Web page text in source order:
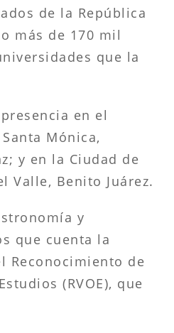
de la República
más de 170 mil
que la
presencia en el
Mónica,
y en la Ciudad de
Valle, Benito Juárez.
y
que cuenta la
Reconocimiento de
(RVOE), que